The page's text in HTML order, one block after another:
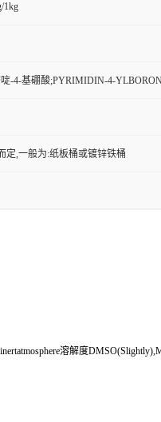
1kg
-4-基硼酸;PYRIMIDIN-4-
定,一般为:纸板桶或镀锌铁桶
溶解度